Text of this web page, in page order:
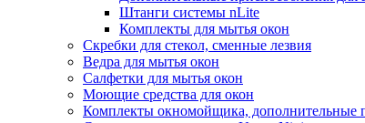
Штанги системы nLite
Комплекты для мытья окон
Скребки для стекол, сменные лезвия
Ведра для мытья окон
Салфетки для мытья окон
Моющие средства для окон
Комплекты окномойщика, дополнительные